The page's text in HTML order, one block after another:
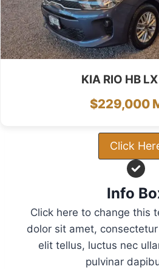
KIA RIO HB
$229,000
Click
Info
Click here to change this
dolor sit amet,
elit tellus, luctus nec
pulvinar